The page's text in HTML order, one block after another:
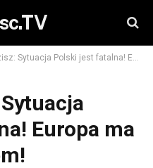
Polski jest fatalna! Europa ma poważny problem!
Europa ma